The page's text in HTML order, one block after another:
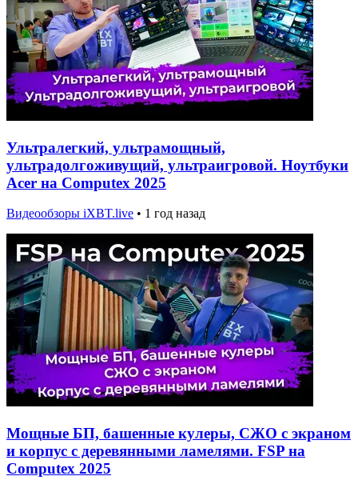
Ультралегкий, ультрамощный,
ультрадолгоживущий, ультраигровой. Ноутбуки
Acer на Computex 2025
Видеообзоры iXBT.live • 1 год назад
Мощные БП, башенные кулеры, СЖО с экраном
и корпус с деревянными ламелями. FSP на
Computex 2025